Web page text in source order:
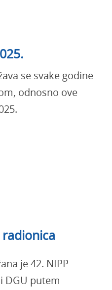
se svake godine
odnosno ove
je 42. NIPP
DGU putem